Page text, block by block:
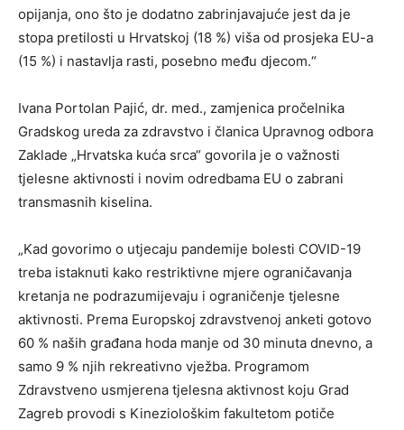
opijanja, ono što je dodatno zabrinjavajuće jest da je
stopa pretilosti u Hrvatskoj (18 %) viša od prosjeka EU-a
(15 %) i nastavlja rasti, posebno među djecom.“
Ivana Portolan Pajić, dr. med., zamjenica pročelnika
Gradskog ureda za zdravstvo i članica Upravnog odbora
Zaklade „Hrvatska kuća srca“ govorila je o važnosti
tjelesne aktivnosti i novim odredbama EU o zabrani
transmasnih kiselina.
„Kad govorimo o utjecaju pandemije bolesti COVID-19
treba istaknuti kako restriktivne mjere ograničavanja
kretanja ne podrazumijevaju i ograničenje tjelesne
aktivnosti. Prema Europskoj zdravstvenoj anketi gotovo
60 % naših građana hoda manje od 30 minuta dnevno, a
samo 9 % njih rekreativno vježba. Programom
Zdravstveno usmjerena tjelesna aktivnost koju Grad
Zagreb provodi s Kineziološkim fakultetom potiče